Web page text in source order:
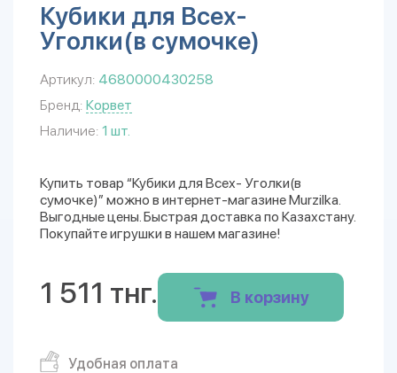
Кубики для Всех-
Уголки(в сумочке)
Артикул: 4680000430258
Бренд: Корвет
Наличие: 1 шт.
Купить товар “Кубики для Всех- Уголки(в
сумочке)” можно в интернет-магазине Murzilka.
Выгодные цены. Быстрая доставка по Казахстану.
Покупайте игрушки в нашем магазине!
1 511 тнг. В корзину
Удобная оплата